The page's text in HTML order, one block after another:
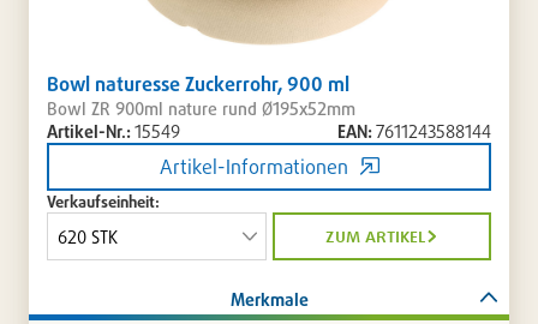
Bowl naturesse Zuckerrohr, 900 ml
Bowl ZR 900ml nature rund Ø195x52mm
Artikel-Nr.:15549 EAN:7611243588144
Artikel-Informationen
Verkaufseinheit:
zum artikel
Merkmale